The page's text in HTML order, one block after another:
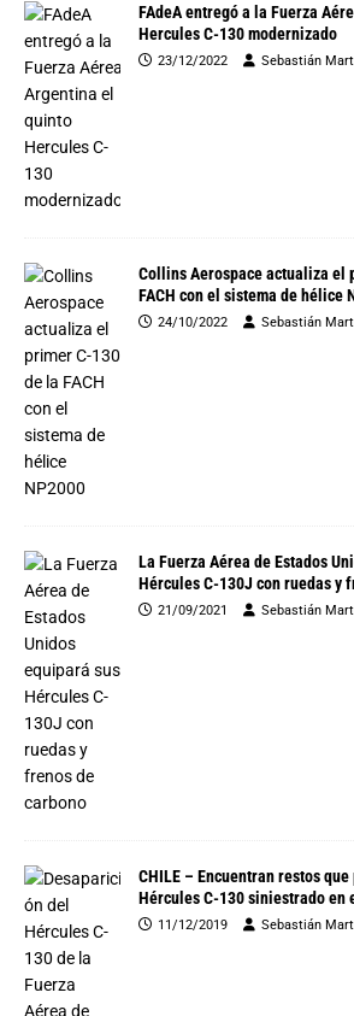
FAdeA entregó a la Fuerza
Hercules C-130 modernizado
23/12/2022 Sebastián
Collins Aerospace actualiza el
FACH con el sistema de hélice
24/10/2022 Sebastián
La Fuerza Aérea de Estados
Hércules C-130J con ruedas y
21/09/2021 Sebastián
CHILE – Encuentran restos
Hércules C-130 siniestrado en
11/12/2019 Sebastián